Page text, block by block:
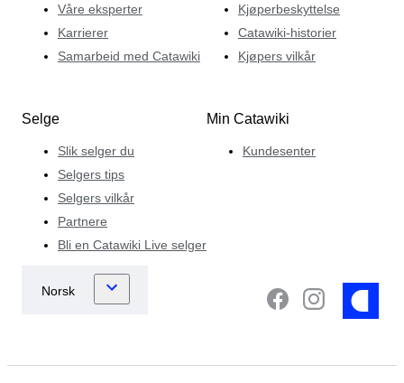
Våre eksperter
Karrierer
Samarbeid med Catawiki
Kjøperbeskyttelse
Catawiki-historier
Kjøpers vilkår
Selge
Slik selger du
Selgers tips
Selgers vilkår
Partnere
Bli en Catawiki Live selger
Min Catawiki
Kundesenter